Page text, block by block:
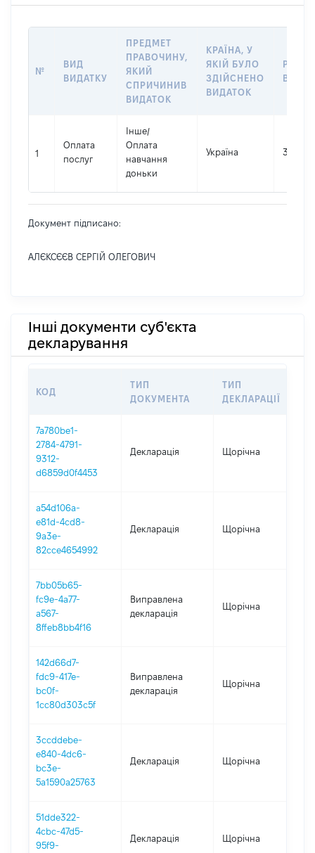
№
ВИД
ВИДАТКУ
ПРЕДМЕТ
ПРАВОЧИНУ,
ЯКИЙ
СПРИЧИНИВ
ВИДАТОК
КРАЇНА, У
ЯКІЙ БУЛО
ЗДІЙСНЕНО
ВИДАТОК
1
Оплата
послуг
Інше/
Оплата
навчання
доньки
Україна 367595
Документ підписано:
АЛЄКСЄЄВ СЕРГІЙ ОЛЕГОВИЧ
Інші документи суб'єкта
декларування
КОД
ТИП
ДОКУМЕНТА
ТИП
ДЕКЛАРАЦІЇ
7a780be1-
2784-4791-
9312-
d6859d0f4453
Декларація Щорічна
a54d106a-
e81d-4cd8-
9a3e-
82cce4654992
Декларація Щорічна
7bb05b65-
fc9e-4a77-
a567-
8ffeb8bb4f16
Виправлена
декларація
Щорічна
142d66d7-
fdc9-417e-
bc0f-
1cc80d303c5f
Виправлена
декларація
Щорічна
3ccddebe-
e840-4dc6-
bc3e-
5a1590a25763
Декларація Щорічна
51dde322-
4cbc-47d5-
95f9-
Декларація Щорічна